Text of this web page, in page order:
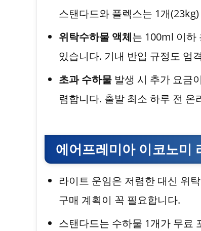
스탠다드와 플렉스는 1개
위탁수하물 액체는 100ml 이하
있습니다. 기내 반입 규정도 엄
초과 수하물 발생 시 추가 요금
렴합니다. 출발 최소 하루 전
에어프레미아 이코노미
라이트 운임은 저렴한 대신 위
구매 계획이 꼭 필요합니다.
스탠다드는 수하물 1개가 무료